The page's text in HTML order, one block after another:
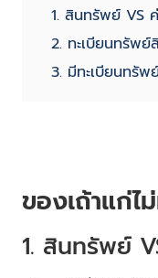
1. สินทรัพย์ VS
2. ทะเบียนทรัพย์
3. มีทะเบียนทรัพ
ของเถ้าแก่ไ
1. สินทรัพย์